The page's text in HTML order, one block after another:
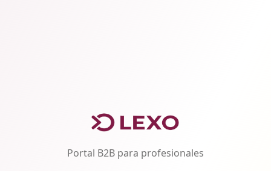
Portal B2B para profesionales